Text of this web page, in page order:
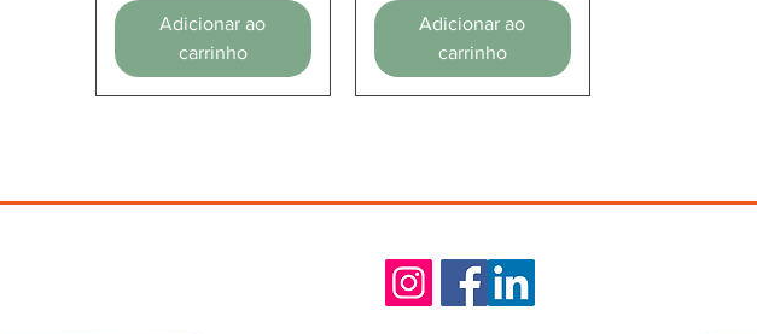
Adicionar ao
carrinho
Adicionar ao
carrinho